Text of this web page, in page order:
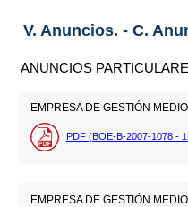
V. Anuncios. - C.
ANUNCIOS
EMPRESA DE GESTIÓN
PDF (BOE-B-2007-1078 - 1
EMPRESA DE GESTIÓN